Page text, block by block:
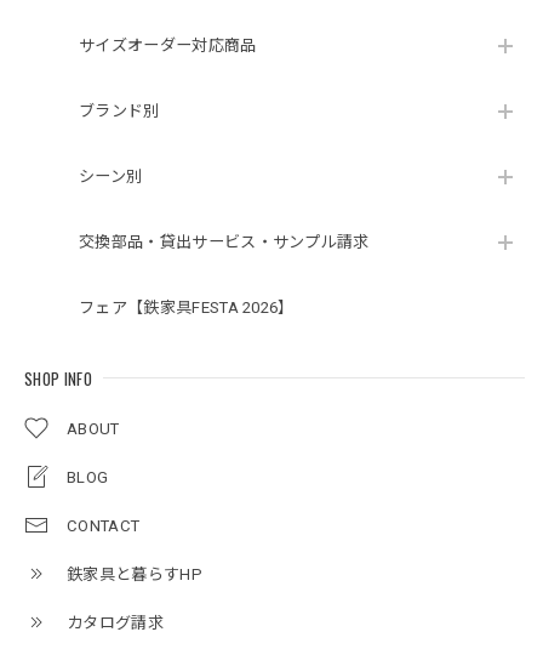
サイズオーダー対応商品
ブランド別
シーン別
交換部品・貸出サービス・サンプル請求
フェア【鉄家具FESTA 2026】
SHOP INFO
ABOUT
BLOG
CONTACT
鉄家具と暮らすHP
カタログ請求